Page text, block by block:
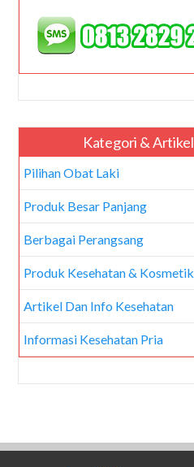
Kategori & Artikel
Pilihan Obat Laki
Produk Besar Panjang
Berbagai Perangsang
Produk Kesehatan & Kosmetik
Artikel Dan Info Kesehatan
Informasi Kesehatan Pria